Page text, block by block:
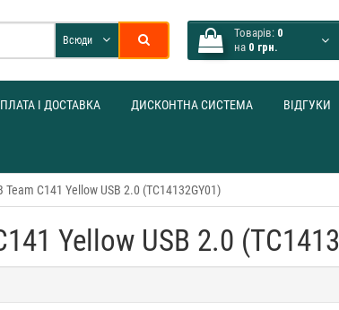
Товарів: 0
на 0 грн.
Всюди
І ДОСТАВКА ДИСКОНТНА СИСТЕМА ВІДГУКИ
C141 Yellow USB 2.0 (TC14132GY01)
Yellow USB 2.0